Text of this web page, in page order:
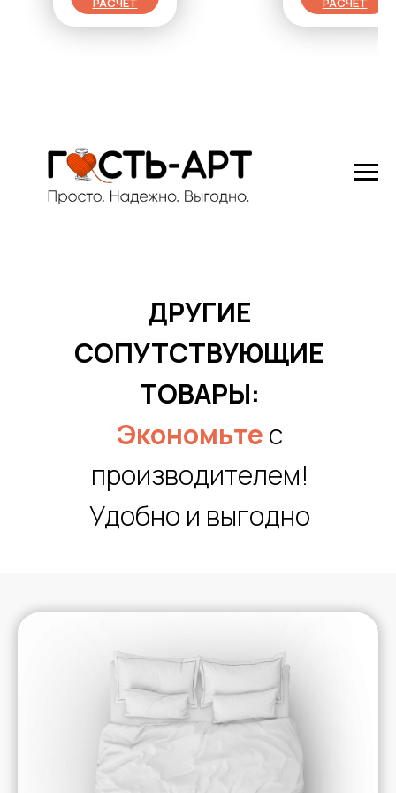
ДРУГИЕ
СОПУТСТВУЮЩИЕ
ТОВАРЫ:
Экономьтес
производителем!
Удобно и выгодно